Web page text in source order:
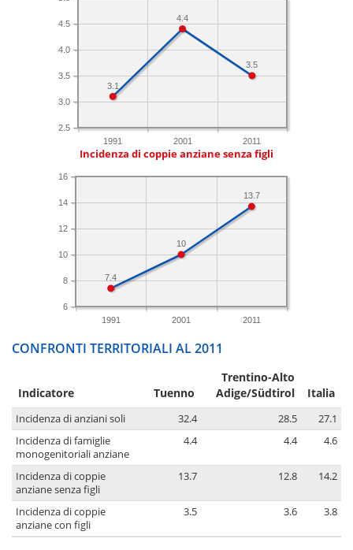
1991 2001 2011
2.5
3.0
3.5
4.0
4.5
3.5
4.4
3.1
Incidenza di coppie anziane senza figli
1991 2001 2011
6
8
10
12
14
16
13.7
10
7.4
CONFRONTI TERRITORIALI AL 2011
Indicatore Tuenno
Trentino-Alto
Adige/Südtirol
Italia
Incidenza di anziani soli 32.4 28.5
27.1
Incidenza di famiglie
monogenitoriali anziane
4.4 4.4 4.6
Incidenza di coppie
anziane senza figli
13.7 12.8 14.2
Incidenza di coppie
anziane con figli
3.5 3.6 3.8